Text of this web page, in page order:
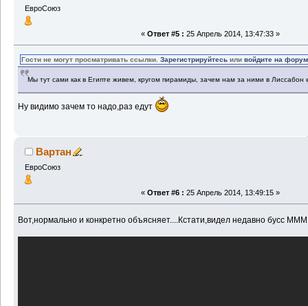
ЕвроСоюз
« Ответ #5 : 25 Апрель 2014, 13:47:33 »
Гости не могут просматривать ссылки.Зарегистрируйтесь иливойдите на форум
Мы тут сами как в Египте живем, кругом пирамиды, зачем нам за ними в Лиссабон
Ну видимо зачем то надо,раз едут
Вартан
ЕвроСоюз
« Ответ #6 : 25 Апрель 2014, 13:49:15 »
Вот,нормально и конкретно объясняет....Кстати,видел недавно бусс